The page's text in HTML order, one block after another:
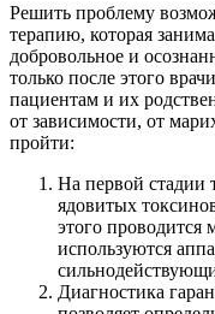
Решить проблему
терапию, которая
добровольное и
только после этого
пациентам и их
от зависимости, от
пройти:
На первой стадии
ядовитых
этого проводится
используются
Диагностика